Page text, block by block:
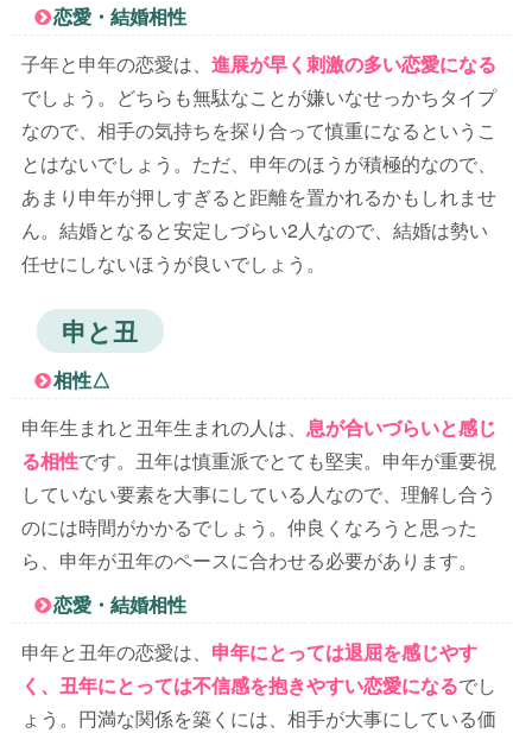
恋愛・結婚相性
子年と申年の恋愛は、 進展が早く刺激の多い恋愛になる
でしょう。どちらも無駄なことが嫌いなせっかちタイプ
なので、相手の気持ちを探り合って慎重になるというこ
とはないでしょう。ただ、申年のほうが積極的なので、
あまり申年が押しすぎると距離を置かれるかもしれませ
ん。結婚となると安定しづらい2人なので、結婚は勢い
任せにしないほうが良いでしょう。
申と丑
相性△
申年生まれと丑年生まれの人は、 息が合いづらいと感じ
る相性です。丑年は慎重派でとても堅実。申年が重要視
していない要素を大事にしている人なので、理解し合う
のには時間がかかるでしょう。仲良くなろうと思った
ら、申年が丑年のペースに合わせる必要があります。
恋愛・結婚相性
申年と丑年の恋愛は、 申年にとっては退屈を感じやす
く、丑年にとっては不信感を抱きやすい恋愛になるでし
ょう。円満な関係を築くには、相手が大事にしている価